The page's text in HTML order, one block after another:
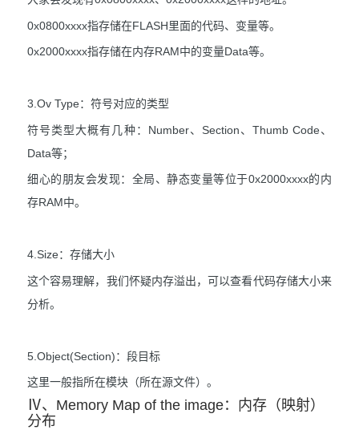
0x0800xxxx指存储在FLASH里面的代码、变量等。
0x2000xxxx指存储在内存RAM中的变量Data等。
3.Ov Type：符号对应的类型
符号类型大概有几种：Number、Section、Thumb Code、
Data等；
细心的朋友会发现：全局、静态变量等位于0x2000xxxx的内
存RAM中。
4.Size：存储大小
这个容易理解，我们怀疑内存溢出，可以查看代码存储大小来
分析。
5.Object(Section)：段目标
这里一般指所在模块（所在源文件）。
Ⅳ、Memory Map of the image：内存（映射）
分布